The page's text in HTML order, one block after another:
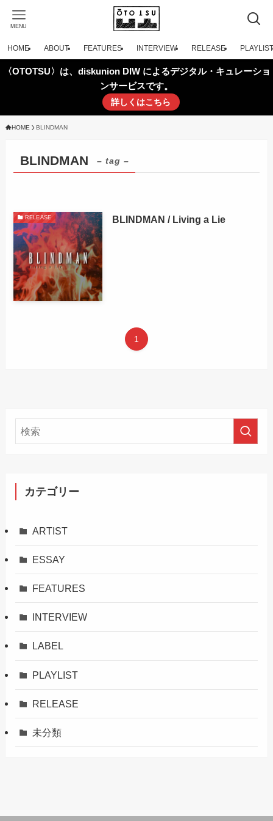
MENU
HOME ABOUT FEATURES INTERVIEW RELEASE PLAYLIST
〈OTOTSU〉は、diskunion DIW によるデジタル・キュレーショ
ンサービスです。
詳しくはこちら
HOME BLINDMAN
BLINDMAN – tag –
RELEASE BLINDMAN / Living a Lie
1
カテゴリー
ARTIST
ESSAY
FEATURES
INTERVIEW
LABEL
PLAYLIST
RELEASE
未分類